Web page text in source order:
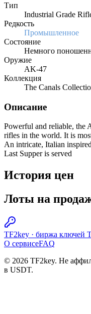
Тип
Industrial Grade
Редкость
Промышленное
Состояние
Немного
Оружие
AK-47
Коллекция
The Canals
Описание
Powerful and reliable, the
rifles in the world. It is
An intricate, Italian
Last Supper is served
История цен
Лоты на
TF2key · биржа ключей
О сервисеFAQ
© 2026 TF2key. Не
в USDT.